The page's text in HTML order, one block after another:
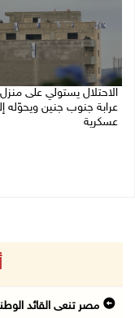
الاحتلال يستولي على
عرابة جنوب جنين ويحوّله
عسكرية
مصر تنعى القائد